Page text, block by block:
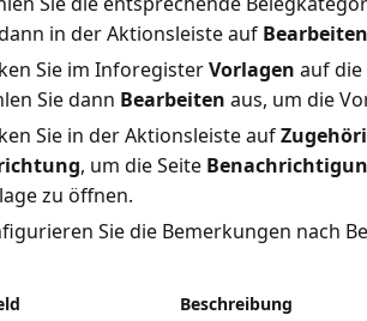
in der Aktionsleiste auf Bearbeiten
Sie im InforegisterVorlagen auf die
Sie dann Bearbeiten aus, um die
Sie in der Aktionsleiste auf
, um die Seite
zu öffnen.
Sie die Bemerkungen nach
Beschreibung